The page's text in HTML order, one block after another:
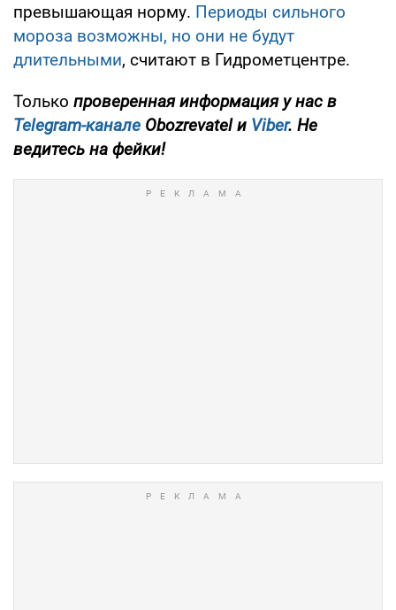
превышающая норму. Периоды сильного
мороза возможны, но они не будут
длительными, считают в Гидрометцентре.
Только проверенная информация у нас в
Telegram-канале Obozrevatel и Viber. Не
ведитесь на фейки!